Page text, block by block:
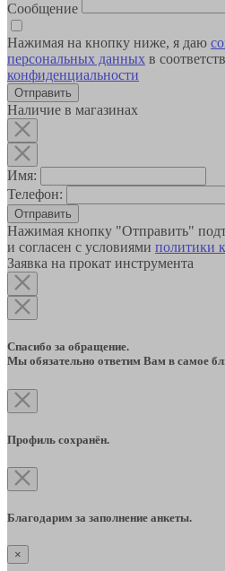
Сообщение
Нажимая на кнопку ниже, я даю
персональных данных в
конфиденциальности
Наличие в магазинах
Имя:
Телефон:
Отправить
Нажимая кнопку "Отправить"
и согласен с условиями политики
Заявка на прокат инструмента
Спасибо за обращение.
Мы обязательно ответим Вам в самое
Профиль сохранён.
Благодарим за заполнение анкеты.
×